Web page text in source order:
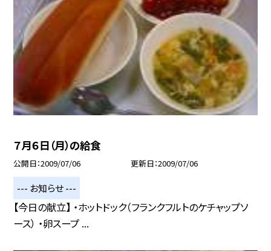
７月６日（月）の給食
公開日 2009/07/06 更新日 2009/07/06
--- お知らせ ---
【今日の献立】 ・ホットドック（フランクフルトのケチャップソ
ース） ・卵スープ ...